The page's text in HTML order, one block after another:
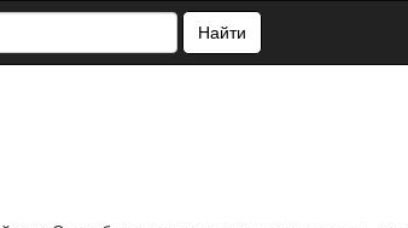
Найти